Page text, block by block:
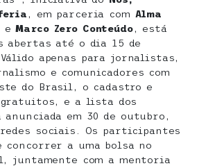
, em parceria com Alma
e Marco Zero Conteúdo, está
abertas até o dia
15 de
apenas para jornalistas,
e comunicadores com
do Brasil, o cadastro e
e a lista dos
anunciada em 30 de outubro,
sociais. Os participantes
concorrer a uma bolsa no
juntamente com a mentoria